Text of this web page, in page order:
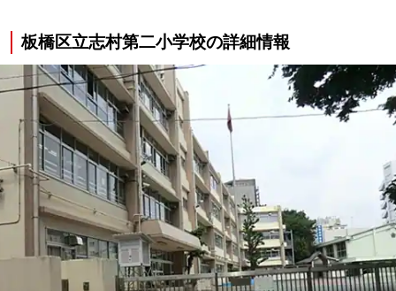
板橋区立志村第二小学校の詳細情報